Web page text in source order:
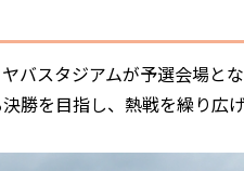
バスタジアムが予選会場とな
勝を目指し、熱戦を繰り広